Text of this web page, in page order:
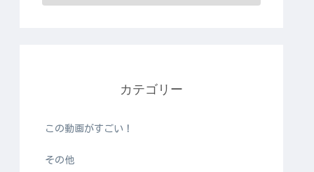
カテゴリー
この動画がすごい！
その他